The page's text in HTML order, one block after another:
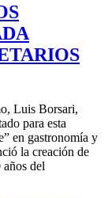
Luis Borsari,
para esta
en gastronomía y
la creación de
años del